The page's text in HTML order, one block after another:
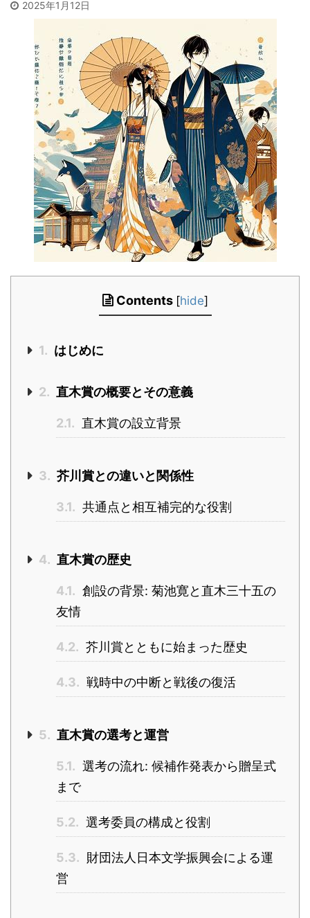
2025年1月12日
Contents [hide]
1. はじめに
2. 直木賞の概要とその意義
2.1. 直木賞の設立背景
3. 芥川賞との違いと関係性
3.1. 共通点と相互補完的な役割
4. 直木賞の歴史
4.1. 創設の背景: 菊池寛と直木三十五の
友情
4.2. 芥川賞とともに始まった歴史
4.3. 戦時中の中断と戦後の復活
5. 直木賞の選考と運営
5.1. 選考の流れ: 候補作発表から贈呈式
まで
5.2. 選考委員の構成と役割
5.3. 財団法人日本文学振興会による運
営